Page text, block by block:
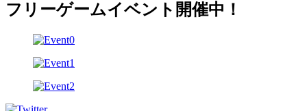
フリーゲームイベント開催中！